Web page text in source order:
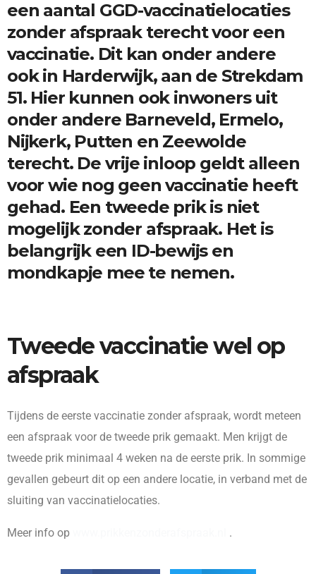
een aantal GGD-vaccinatielocaties
zonder afspraak terecht voor een
vaccinatie. Dit kan onder andere
ook in Harderwijk, aan de Strekdam
51. Hier kunnen ook inwoners uit
onder andere Barneveld, Ermelo,
Nijkerk, Putten en Zeewolde
terecht. De vrije inloop geldt alleen
voor wie nog geen vaccinatie heeft
gehad. Een tweede prik is niet
mogelijk zonder afspraak. Het is
belangrijk een ID-bewijs en
mondkapje mee te nemen.
Tweede vaccinatie wel op
afspraak
Tijdens de eerste vaccinatie zonder afspraak, wordt meteen
een afspraak voor de tweede prik gemaakt. Men krijgt de
tweede prik minimaal 4 weken na de eerste prik. In sommige
gevallen gebeurt dit op een andere locatie, in verband met de
sluiting van vaccinatielocaties.
Meer info op .